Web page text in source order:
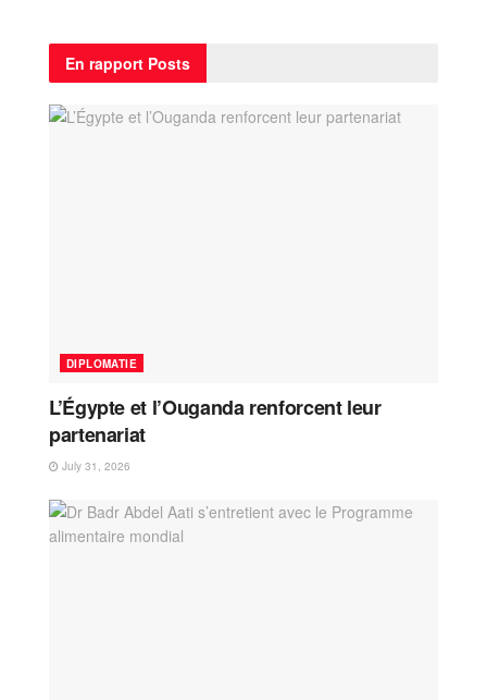
En rapport Posts
DIPLOMATIE
L’Égypte et l’Ouganda renforcent leur
partenariat
July 31, 2026